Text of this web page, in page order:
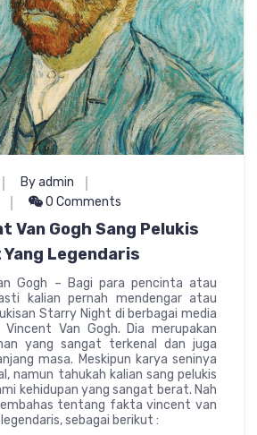
By admin
0 Comments
Van Gogh Sang Pelukis
Legendaris
Gogh – Bagi para pencinta atau
kalian pernah mendengar atau
Starry Night di berbagai media
Van Gogh. Dia merupakan
yang sangat terkenal dan juga
masa. Meskipun karya seninya
namun tahukah kalian sang pelukis
kehidupan yang sangat berat. Nah
tentang fakta vincent van
sebagai berikut :